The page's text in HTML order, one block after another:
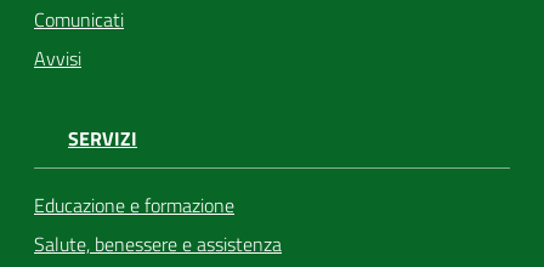
Comunicati
Avvisi
SERVIZI
Educazione e formazione
Salute, benessere e assistenza